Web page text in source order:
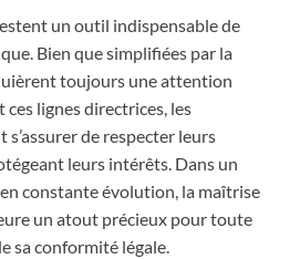
un outil indispensable de
Bien que simplifiées par la
toujours une attention
lignes directrices, les
de respecter leurs
leurs intérêts. Dans un
constante évolution, la maîtrise
un atout précieux pour toute
sa conformité légale.